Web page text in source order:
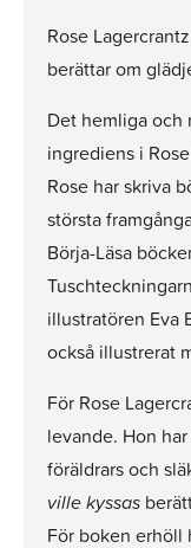
Rose
berättar om
Det hemliga och
ingrediens i
Rose har skriva
största
Börja-Läsa
illustratören Eva
också illustrerat
För Rose
levande. Hon
föräldrars och
ville kyssas
För boken erhöll